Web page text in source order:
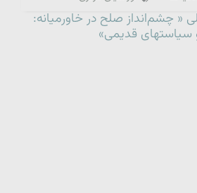
چشم‌انداز صلح در خاورمیانه:
سیاستهای قدیمی»